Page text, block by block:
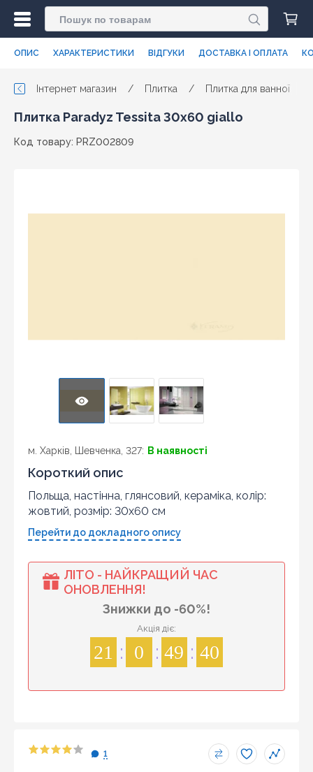
ОПИС ХАРАКТЕРИСТИКИ ВІДГУКИ ДОСТАВКА І ОПЛАТА
Інтернет магазин / Плитка / Плитка для ванної
Плитка Paradyz Tessita 30x60 giallo
Код товару: PRZ002809
м. Харків, Шевченка, 327: В наявності
Короткий опис
Польща, настінна, глянсовий, кераміка, колір:
жовтий, розмір: 30x60 см
Перейти до докладного опису
ЛІТО - НАЙКРАЩИЙ ЧАС
ОНОВЛЕННЯ!
Знижки до -60%!
Акція діє:
21 0 49 39
1